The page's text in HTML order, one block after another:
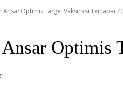
Ansar Optimis Target Vaksinasi Tercapai
Optimis